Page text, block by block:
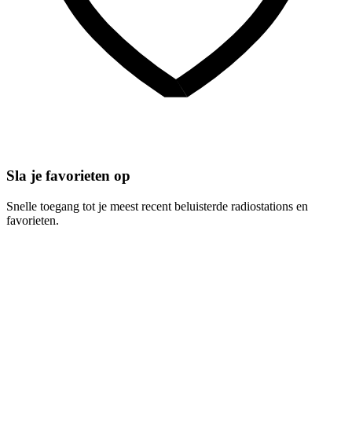
Sla je favorieten op
Snelle toegang tot je meest recent beluisterde radiostations en
favorieten.